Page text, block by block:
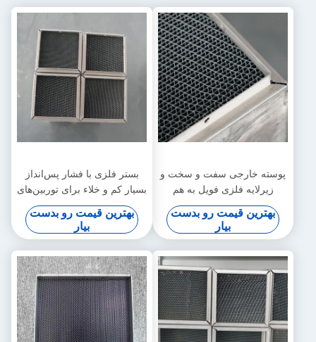
پوسته خارجی سفت و سخت و
زیرلایه فلزی فویل به هم
پیوسته برای ژنراتورهای
اضطراری ثابت
بهترین قیمت رو بدست
بیار
بستر فلزی با فشار پس‌انداز
بسیار کم و خلاء برای توربین‌های
گاز صنعتی
بهترین قیمت رو بدست
بیار